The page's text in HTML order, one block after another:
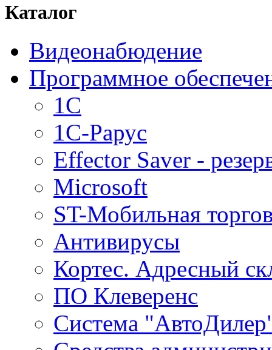
Каталог
Видеонабюдение
Программное
1C
1С-Рарус
Effector Saver -
Microsoft
ST-Мобильная
Антивирусы
Кортес. Адресный
ПО Клеверенс
Система